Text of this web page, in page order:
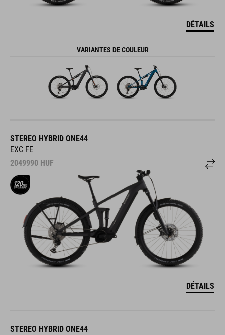
DÉTAILS
VARIANTES DE COULEUR
STEREO HYBRID ONE44
EXC FE
2049990 HUF
DÉTAILS
STEREO HYBRID ONE44